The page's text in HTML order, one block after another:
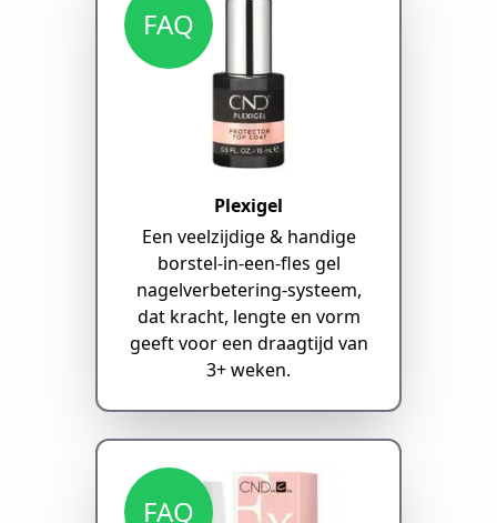
FAQ
Plexigel
Een veelzijdige & handige
borstel-in-een-fles gel
nagelverbetering-systeem,
dat kracht, lengte en vorm
geeft voor een draagtijd van
3+ weken.
FAQ